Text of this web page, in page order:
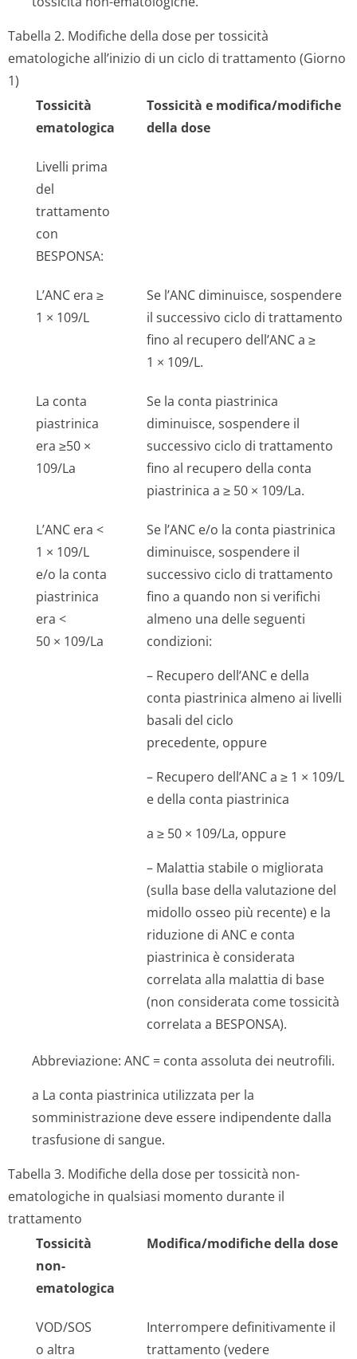
Tabella 2. Modifiche della dose per tossicità
ematologiche all’inizio di un ciclo di trattamento (Giorno
1)
Tossicità
ematologica
Tossicità e modifica/modifiche
della dose
Livelli prima
del
trattamento
con
BESPONSA:
L’ANC era ≥
1 × 109/L
Se l’ANC diminuisce, sospendere
il successivo ciclo di trattamento
fino al recupero dell’ANC a ≥
1 × 109/L.
La conta
piastrinica
era ≥50 ×
109/La
Se la conta piastrinica
diminuisce, sospendere il
successivo ciclo di trattamento
fino al recupero della conta
piastrinica a ≥ 50 × 109/La.
L’ANC era <
1 × 109/L
e/o la conta
piastrinica
era <
50 × 109/La
Se l’ANC e/o la conta piastrinica
diminuisce, sospendere il
successivo ciclo di trattamento
fino a quando non si verifichi
almeno una delle seguenti
condizioni:
– Recupero dell’ANC e della
conta piastrinica almeno ai livelli
basali del ciclo
precedente, oppure
– Recupero dell’ANC a ≥ 1 × 109/L
e della conta piastrinica
a ≥ 50 × 109/La, oppure
– Malattia stabile o migliorata
(sulla base della valutazione del
midollo osseo più recente) e la
riduzione di ANC e conta
piastrinica è considerata
correlata alla malattia di base
(non considerata come tossicità
correlata a BESPONSA).
Abbreviazione: ANC = conta assoluta dei neutrofili.
a La conta piastrinica utilizzata per la
somministrazione deve essere indipendente dalla
trasfusione di sangue.
Tabella 3. Modifiche della dose per tossicità non-
ematologiche in qualsiasi momento durante il
trattamento
Tossicità
non-
ematologica
Modifica/modifiche della dose
VOD/SOS
o altra
Interrompere definitivamente il
trattamento (vedere